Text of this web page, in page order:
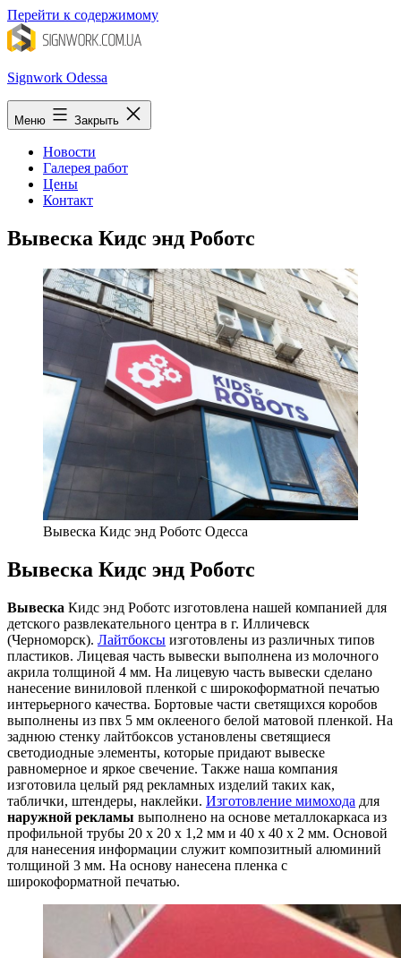
Перейти к содержимому
Signwork Odessa
Меню Закрыть
Новости
Галерея работ
Цены
Контакт
Вывеска Кидс энд Роботс
Вывеска Кидс энд Роботс Одесса
Вывеска Кидс энд Роботс
Вывеска Кидс энд Роботс изготовлена нашей компанией для
детского развлекательного центра в г. Илличевск
(Черноморск). Лайтбоксы изготовлены из различных типов
пластиков. Лицевая часть вывески выполнена из молочного
акрила толщиной 4 мм. На лицевую часть вывески сделано
нанесение виниловой пленкой с широкоформатной печатью
интерьерного качества. Бортовые части светящихся коробов
выполнены из пвх 5 мм оклееного белой матовой пленкой. На
заднюю стенку лайтбоксов установлены светящиеся
светодиодные элементы, которые придают вывеске
равномерное и яркое свечение. Также наша компания
изготовила целый ряд рекламных изделий таких как,
таблички, штендеры, наклейки. Изготовление мимохода для
наружной рекламы выполнено на основе металлокаркаса из
профильной трубы 20 х 20 х 1,2 мм и 40 х 40 х 2 мм. Основой
для нанесения информации служит композитный алюминий
толщиной 3 мм. На основу нанесена пленка с
широкоформатной печатью.